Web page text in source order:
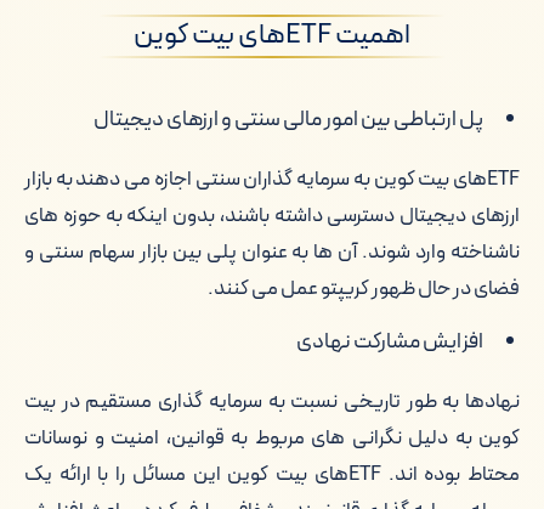
اهمیت ETFهای بیت کوین
پل ارتباطی بین امور مالی سنتی و ارزهای دیجیتال
ETFهای بیت کوین به سرمایه گذاران سنتی اجازه می دهند به بازار
ارزهای دیجیتال دسترسی داشته باشند، بدون اینکه به حوزه های
ناشناخته وارد شوند. آن ها به عنوان پلی بین بازار سهام سنتی و
فضای در حال ظهور کریپتو عمل می کنند.
افزایش مشارکت نهادی
نهادها به طور تاریخی نسبت به سرمایه گذاری مستقیم در بیت
کوین به دلیل نگرانی های مربوط به قوانین، امنیت و نوسانات
محتاط بوده اند. ETFهای بیت کوین این مسائل را با ارائه یک